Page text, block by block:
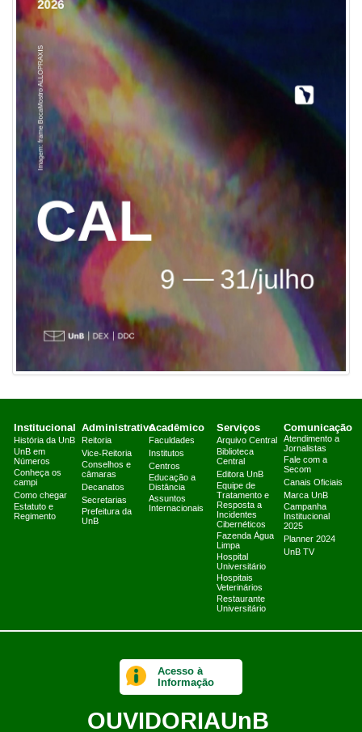
Institucional
História da UnB
UnB em
Números
Conheça os
campi
Como chegar
Estatuto e
Regimento
Administrativo
Reitoria
Vice-Reitoria
Conselhos e
câmaras
Decanatos
Secretarias
Prefeitura da
UnB
Acadêmico
Faculdades
Institutos
Centros
Educação a
Distância
Assuntos
Internacionais
Serviços
Arquivo Central
Biblioteca
Central
Editora UnB
Equipe de
Tratamento e
Resposta a
Incidentes
Cibernéticos
Fazenda Água
Limpa
Hospital
Universitário
Hospitais
Veterinários
Restaurante
Universitário
Comunicação
Atendimento a
Jornalistas
Fale com a
Secom
Canais Oficiais
Marca UnB
Campanha
Institucional
2025
Planner 2024
UnB TV
Acesso à
Informação
OUVIDORIAUnB